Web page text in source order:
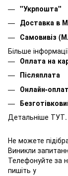
"Укрпошта"
Доставка в
Самовивіз
Більше
Оплата на
Післяплата
Онлайн-
Детальніше ТУТ.
Не можете
Виникли
Телефонуйте за
пишіть у